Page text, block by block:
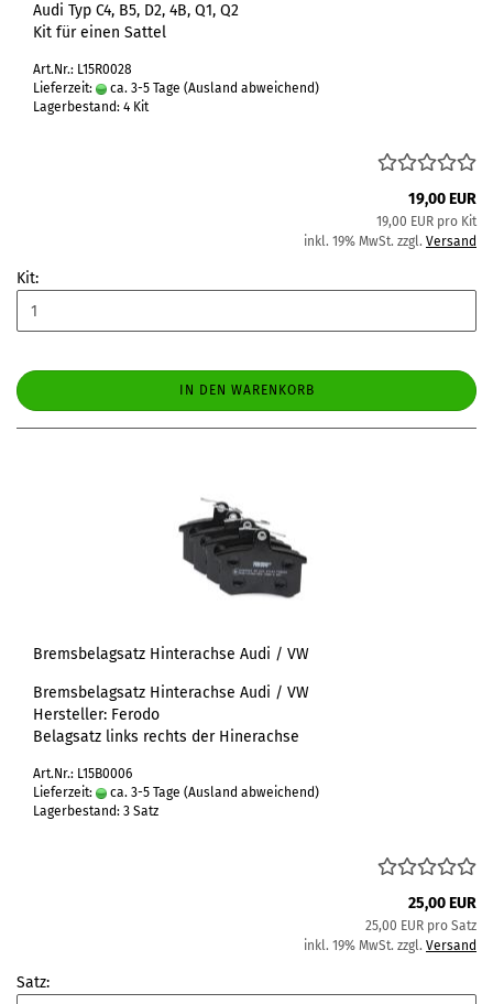
Audi Typ C4, B5, D2, 4B, Q1, Q2
Kit für einen Sattel
Art.Nr.: L15R0028
Lieferzeit:
ca. 3-5 Tage (Ausland abweichend)
Lagerbestand: 4 Kit
19,00 EUR
19,00 EUR pro Kit
inkl. 19% MwSt. zzgl. Versand
Kit:
IN DEN WARENKORB
Bremsbelagsatz Hinterachse Audi / VW
Bremsbelagsatz Hinterachse Audi / VW
Hersteller: Ferodo
Belagsatz links rechts der Hinerachse
Art.Nr.: L15B0006
Lieferzeit:
ca. 3-5 Tage (Ausland abweichend)
Lagerbestand: 3 Satz
25,00 EUR
25,00 EUR pro Satz
inkl. 19% MwSt. zzgl. Versand
Satz: